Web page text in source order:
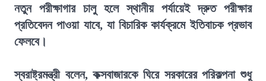
নতুন পরীক্ষাগার চালু হলে স্থানীয় পর্যায়েই দ্রুত পরীক্ষার
প্রতিবেদন পাওয়া যাবে, যা বিচারিক কার্যক্রমে ইতিবাচক প্রভাব
ফেলবে।
স্বরাষ্ট্রমন্ত্রী বলেন, কক্সবাজারকে ঘিরে সরকারের পরিকল্পনা শুধু